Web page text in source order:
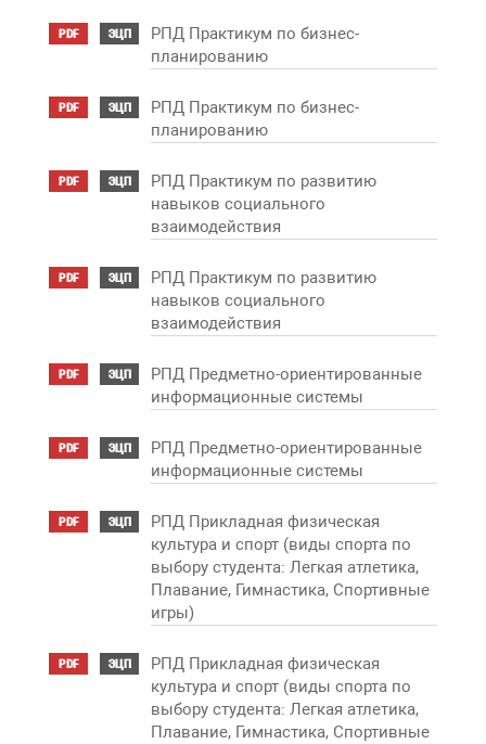
PDF ЭЦП
РПД Практикум по бизнес-
планированию
PDF ЭЦП
РПД Практикум по бизнес-
планированию
PDF ЭЦП
РПД Практикум по развитию
навыков социального
взаимодействия
PDF ЭЦП
РПД Практикум по развитию
навыков социального
взаимодействия
PDF ЭЦП
РПД Предметно-ориентированные
информационные системы
PDF ЭЦП
РПД Предметно-ориентированные
информационные системы
PDF ЭЦП
РПД Прикладная физическая
культура и спорт (виды спорта по
выбору студента: Легкая атлетика,
Плавание, Гимнастика, Спортивные
игры)
PDF ЭЦП
РПД Прикладная физическая
культура и спорт (виды спорта по
выбору студента: Легкая атлетика,
Плавание, Гимнастика, Спортивные